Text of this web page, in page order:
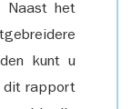
Naast het
kunt u
dit rapport